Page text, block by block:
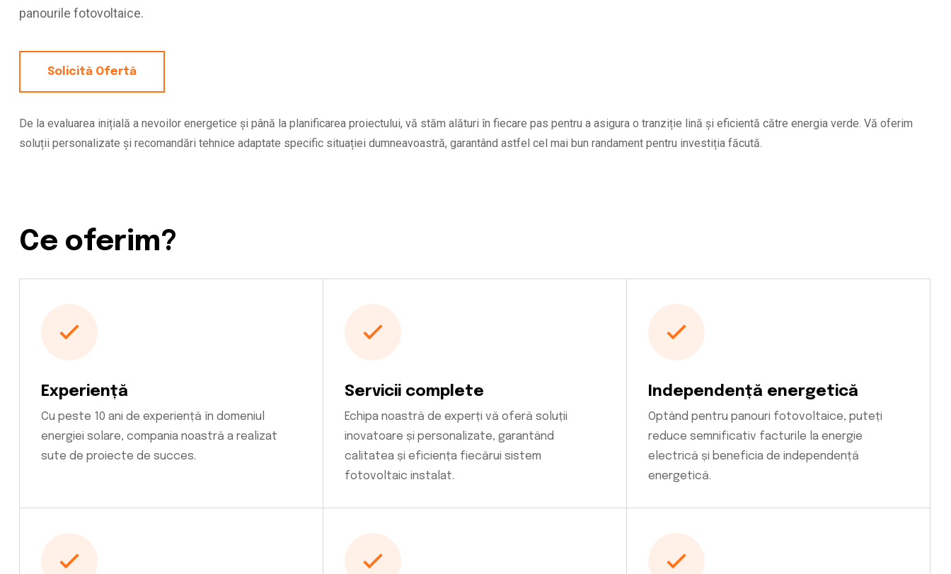
panourile fotovoltaice.
Solicită Ofertă
De la evaluarea inițială a nevoilor energetice și până la planificarea proiectului, vă stăm alături în fiecare pas pentru a asigura o tranziție lină și eficientă către energia verde. Vă oferim
soluții personalizate și recomandări tehnice adaptate specific situației dumneavoastră, garantând astfel cel mai bun randament pentru investiția făcută.
Ce oferim?
Experiență
Cu peste 10 ani de experiență în domeniul
energiei solare, compania noastră a realizat
sute de proiecte de succes.
Servicii complete
Echipa noastră de experți vă oferă soluții
inovatoare și personalizate, garantând
calitatea și eficiența fiecărui sistem
fotovoltaic instalat.
Independență energetică
Optând pentru panouri fotovoltaice, puteți
reduce semnificativ facturile la energie
electrică și beneficia de independență
energetică.